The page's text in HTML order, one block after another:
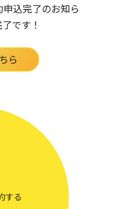
込完了のお知ら
です！
ら